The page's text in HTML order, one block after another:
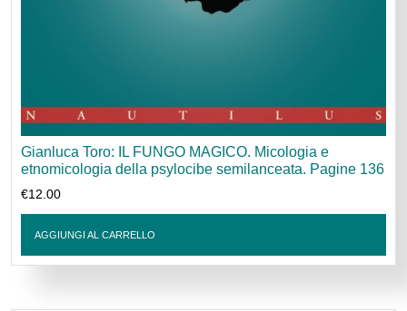
Gianluca Toro: IL FUNGO MAGICO. Micologia e
etnomicologia della psylocibe semilanceata. Pagine 136
€12.00
AGGIUNGI AL CARRELLO